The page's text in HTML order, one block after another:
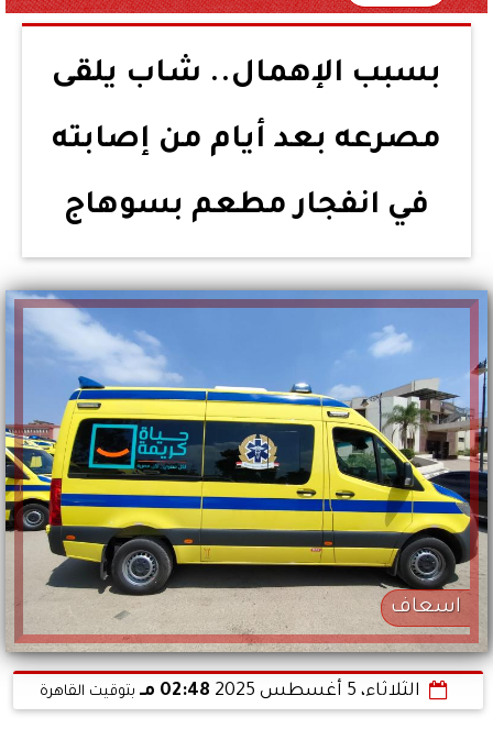
بسبب الإهمال.. شاب يلقى
مصرعه بعد أيام من إصابته
في انفجار مطعم بسوهاج
اسعاف
الثلاثاء، 5 أغسطس 2025 02:48 مـ بتوقيت القاهرة